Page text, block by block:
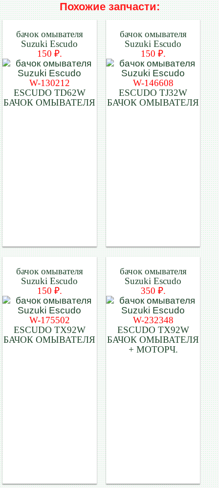
Похожие запчасти:
бачок омывателя
Suzuki Escudo
150 ₽.
W-130212
ESCUDO TD62W
БАЧОК ОМЫВАТЕЛЯ
бачок омывателя
Suzuki Escudo
150 ₽.
W-146608
ESCUDO TJ32W
БАЧОК ОМЫВАТЕЛЯ
бачок омывателя
Suzuki Escudo
150 ₽.
W-175502
ESCUDO TX92W
БАЧОК ОМЫВАТЕЛЯ
бачок омывателя
Suzuki Escudo
350 ₽.
W-232348
ESCUDO TX92W
БАЧОК ОМЫВАТЕЛЯ
+ МОТОРЧ.